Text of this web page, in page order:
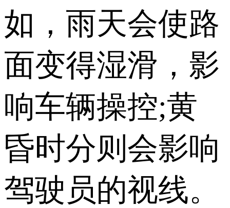
如，雨天会使路
面变得湿滑，影
响车辆操控;黄
昏时分则会影响
驾驶员的视线。